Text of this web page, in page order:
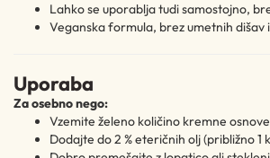
Lahko se uporablja tudi samostojno,
Veganska formula, brez umetnih dišav
Uporaba
Za osebno nego:
Vzemite želeno količino kremne
Dodajte do 2 % eteričnih olj (približno 1